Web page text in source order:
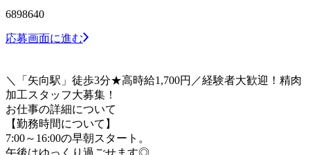
6898640
応募画面に進む
＼「矢向駅」徒歩3分★高時給1,700円／経験者大歓迎！精肉
加工スタッフ大募集！
お仕事の詳細について
【勤務時間について】
7:00～16:00の早朝スタート。
午後はゆっくり過ごせます◎